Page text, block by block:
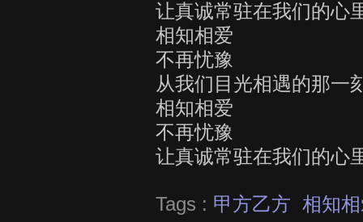
让真诚常驻在我们的心
相知相爱
不再忧豫
从我们目光相遇的那一
相知相爱
不再忧豫
让真诚常驻在我们的心
Tags : 甲方乙方 相知